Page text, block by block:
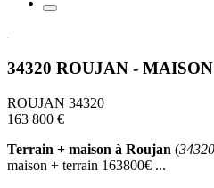
34320 ROUJAN -
ROUJAN 34320
163 800 €
Terrain + maison à Roujan (34320
maison + terrain 163800€ ...